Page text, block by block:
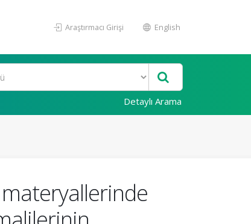
Araştırmacı Girişi English
Detaylı Arama